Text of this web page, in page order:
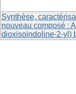
Synthèse,
nouveau composé :
dioxisoindoline-2-yl)